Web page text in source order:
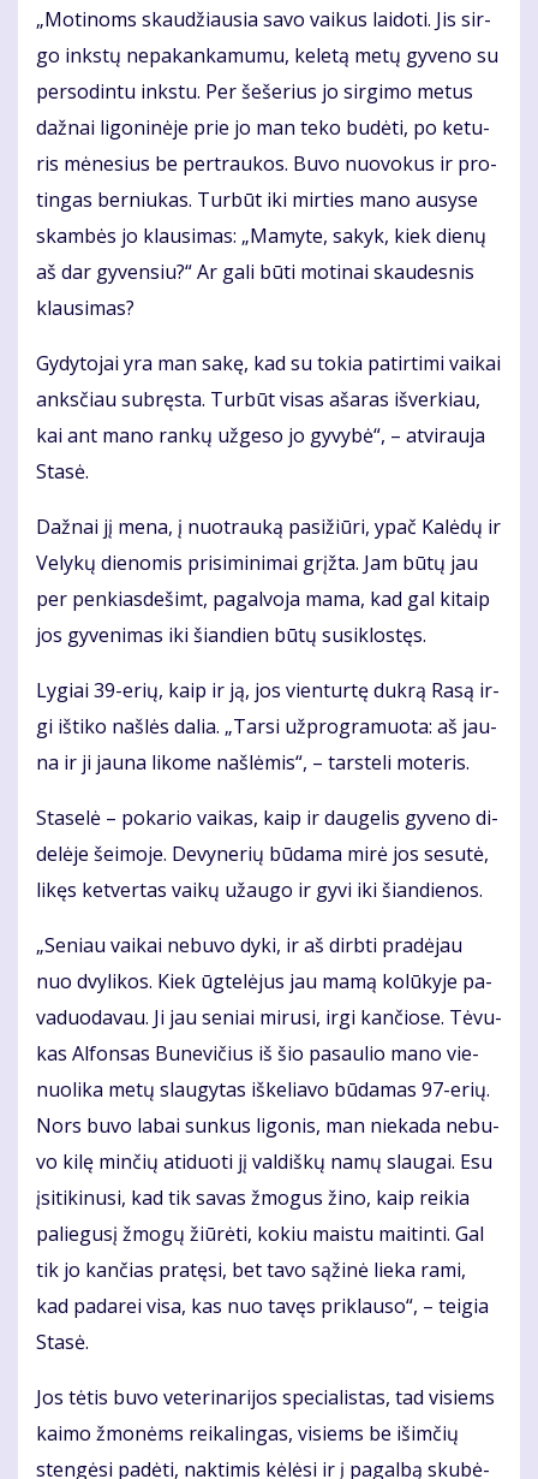
„Mo­ti­noms skau­džiau­sia sa­vo vai­kus lai­do­ti. Jis sir­
go inks­tų ne­pa­kan­ka­mu­mu, ke­le­tą me­tų gy­ve­no su
per­so­din­tu inks­tu. Per še­še­rius jo sir­gi­mo me­tus
daž­nai li­go­ni­nė­je prie jo man te­ko bu­dė­ti, po ke­tu­
ris mė­ne­sius be per­trau­kos. Bu­vo nuo­vo­kus ir pro­
tin­gas ber­niu­kas. Tur­būt iki mir­ties ma­no au­sy­se
skam­bės jo klau­si­mas: „Ma­my­te, sa­kyk, kiek die­nų
aš dar gy­ven­siu?“ Ar ga­li bū­ti mo­ti­nai skau­des­nis
klau­si­mas?
Gy­dy­to­jai yra man sa­kę, kad su to­kia pa­tir­ti­mi vai­kai
anks­čiau su­bręs­ta. Tur­būt vi­sas aša­ras iš­ver­kiau,
kai ant ma­no ran­kų už­ge­so jo gy­vy­bė“, – at­vi­rau­ja
Sta­sė.
Daž­nai jį me­na, į nuo­trau­ką pa­si­žiū­ri, ypač Ka­lė­dų ir
Ve­ly­kų die­no­mis pri­si­mi­ni­mai grįž­ta. Jam bū­tų jau
per pen­kias­de­šimt, pa­gal­vo­ja ma­ma, kad gal ki­taip
jos gy­ve­ni­mas iki šian­dien bū­tų su­si­klos­tęs.
Ly­giai 39-erių, kaip ir ją, jos vien­tur­tę duk­rą Ra­są ir­
gi iš­ti­ko naš­lės da­lia. „Tar­si už­prog­ra­muo­ta: aš jau­
na ir ji jau­na li­ko­me naš­lė­mis“, – tars­te­li mo­te­ris.
Sta­se­lė – po­ka­rio vai­kas, kaip ir dau­ge­lis gy­ve­no di­
de­lė­je šei­mo­je. De­vy­ne­rių bū­da­ma mi­rė jos se­su­tė,
li­kęs ket­ver­tas vai­kų už­au­go ir gy­vi iki šian­die­nos.
„Se­niau vai­kai ne­bu­vo dy­ki, ir aš dirb­ti pra­dė­jau
nuo dvy­li­kos. Kiek ūg­te­lė­jus jau ma­mą ko­lū­ky­je pa­
va­duo­da­vau. Ji jau se­niai mi­ru­si, ir­gi kan­čio­se. Tė­vu­
kas Al­fon­sas Bu­ne­vi­čius iš šio pa­sau­lio ma­no vie­
nuo­li­ka me­tų slau­gy­tas iš­ke­lia­vo bū­da­mas 97-erių.
Nors bu­vo la­bai sun­kus li­go­nis, man nie­ka­da ne­bu­
vo ki­lę min­čių ati­duo­ti jį val­diš­kų na­mų slau­gai. Esu
įsi­ti­ki­nu­si, kad tik sa­vas žmo­gus ži­no, kaip rei­kia
pa­lie­gu­sį žmo­gų žiū­rė­ti, ko­kiu mais­tu mai­tin­ti. Gal
tik jo kan­čias pra­tę­si, bet ta­vo są­ži­nė lie­ka ra­mi,
kad pa­da­rei vi­sa, kas nuo ta­vęs pri­klau­so“, – tei­gia
Sta­sė.
Jos tė­tis bu­vo ve­te­ri­na­ri­jos spe­cia­lis­tas, tad vi­siems
kai­mo žmo­nėms rei­ka­lin­gas, vi­siems be iš­im­čių
sten­gė­si pa­dė­ti, nak­ti­mis kė­lė­si ir į pa­gal­bą sku­bė­